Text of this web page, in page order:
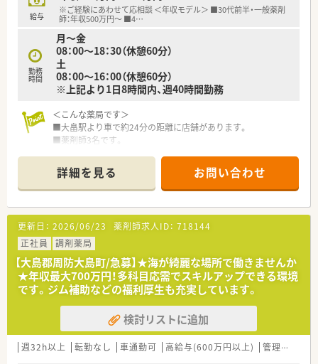
給与
※ご経験にあわせて応相談 ＜年収モデル＞ ■30代前半・一般薬剤
師：年収500万円～ ■4…
勤務
時間
月～金
08：00～18：30（休憩60分）
土
08：00～16：00（休憩60分）
※上記より1日8時間内、週40時間勤務
＜こんな薬局です＞
■大畠駅より車で約24分の距離に店舗があります。
■薬剤師3名です。
＜業務内容＞
■隣接医院より内科や外科、整形外科、泌尿器科ん等幅広く処方
を応需しています。
■処方箋枚数は約70～80枚/日です。
＜研修制度＞
■現場の先輩薬剤師より指導を受けて頂きます。
＜法人特徴＞
■1997年12月に1号店を開設し、現在東は岩国市から西は山陽
小野田市まで山口県の広域に10店舗展開（うち2店舗はドライブ
スルー可能店舗）している会社です。
■会社として機械にできることは機械に任せており、調剤業務の
機械化を進めています。薬剤師が調剤業務にかかる時間を減ら
すことで、機械にはできない、患者様とのコミュニケ―ションや
詳細を見る お問い合わせ
更新日： 2026/06/23 薬剤師求人ID： 718144
正社員
調剤薬局
【大島郡周防大島町/急募】★海が綺麗な場所で働きませんか
★年収最大700万円！多科目応需でスキルアップできる環境
です。ジム補助などの福利厚生も充実しています。
検討リストに追加
週32h以上 転勤なし 車通勤可 高給与(600万円以上) 管理薬剤師